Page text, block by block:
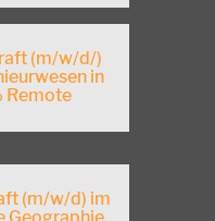
(m/w/d/)
in
Remote
(m/w/d) im